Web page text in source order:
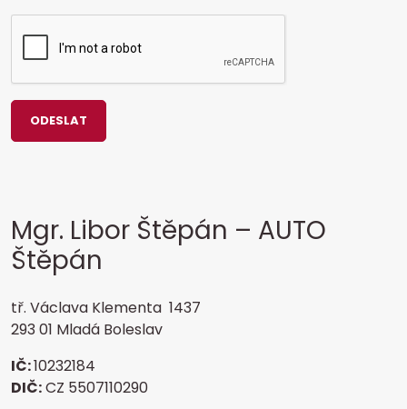
ODESLAT
Mgr. Libor Štěpán – AUTO
Štěpán
tř. Václava Klementa 1437
293 01 Mladá Boleslav
IČ:10232184
DIČ:CZ 5507110290